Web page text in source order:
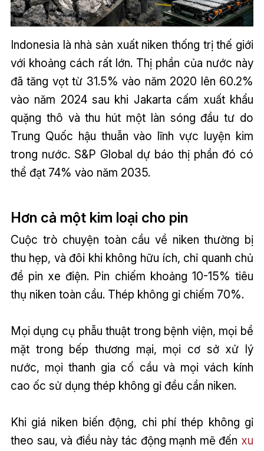
Indonesia là nhà sản xuất niken thống trị thế giới
với khoảng cách rất lớn. Thị phần của nước này
đã tăng vọt từ 31.5% vào năm 2020 lên 60.2%
vào năm 2024 sau khi Jakarta cấm xuất khẩu
quặng thô và thu hút một làn sóng đầu tư do
Trung Quốc hậu thuẫn vào lĩnh vực luyện kim
trong nước. S&P Global dự báo thị phần đó có
thể đạt 74% vào năm 2035.
Hơn cả một kim loại cho pin
Cuộc trò chuyện toàn cầu về niken thường bị
thu hẹp, và đôi khi không hữu ích, chỉ quanh chủ
đề pin xe điện. Pin chiếm khoảng 10-15% tiêu
thụ niken toàn cầu. Thép không gỉ chiếm 70%.
Mọi dụng cụ phẫu thuật trong bệnh viện, mọi bề
mặt trong bếp thương mại, mọi cơ sở xử lý
nước, mọi thanh gia cố cầu và mọi vách kính
cao ốc sử dụng thép không gỉ đều cần niken.
Khi giá niken biến động, chi phí thép không gỉ
theo sau, và điều này tác động mạnh mẽ đến xu